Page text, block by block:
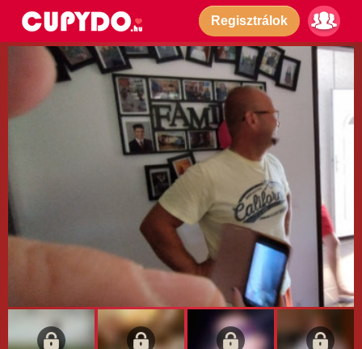
Regisztrálok